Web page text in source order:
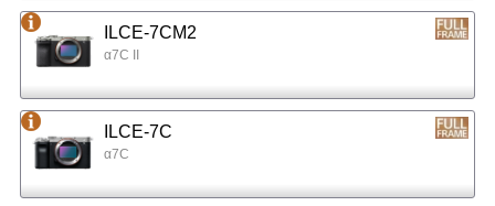
ILCE-7CM2
α7C II
ILCE-7C
α7C